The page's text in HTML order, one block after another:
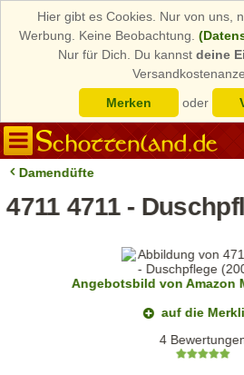
Hier gibt es Cookies. Nur von uns,
Werbung. Keine Beobachtung.
Nur für Dich. Du kannst deine
Merken
oder
Damendüfte
4711 4711 -
Angebotsbild von Amazon
auf die
4